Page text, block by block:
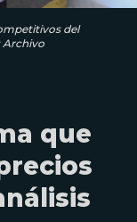
del
Archivo
que